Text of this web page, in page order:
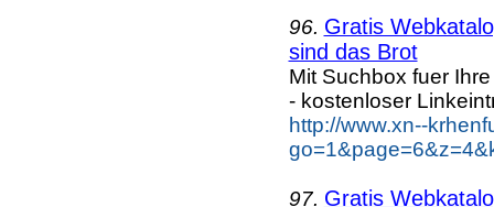
96. Gratis
sind das Brot
Mit Suchbox fuer
- kostenloser
http://www.xn--
97. Gratis